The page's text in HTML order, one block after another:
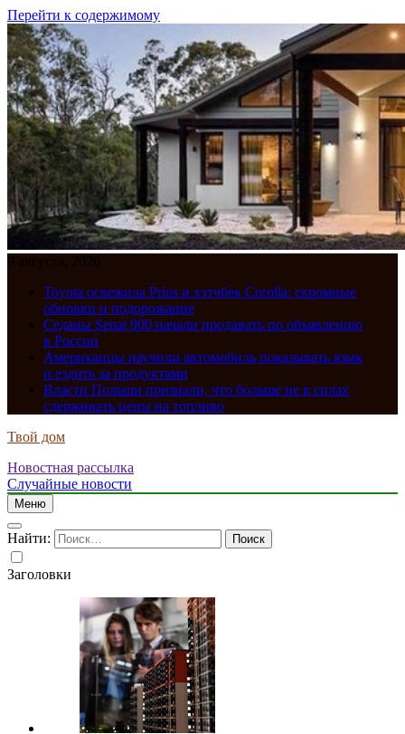
Перейти к содержимому
9 августа, 2026
Toyota освежила Prius и хэтчбек Corolla: скромные
обновки и подорожание
Седаны Senat 900 начали продавать по объявлению
в России
Американцы научили автомобиль показывать язык
и ездить за продуктами
Власти Польши признали, что больше не в силах
сдерживать цены на топливо
Твой дом
Новостная рассылка
Случайные новости
Меню
Найти:
Заголовки